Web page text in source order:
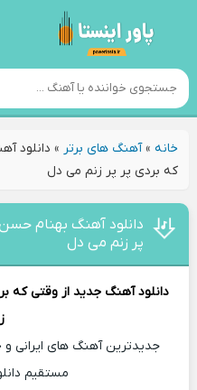
خانه»آهنگ های برتر » دانلود
ﻛﻪ ﺑﺮدی ﭘﺮ ﭘﺮ زﻧﻢ می دل
دانلود آهنگ بهنام حسن
ﭘﺮ زﻧﻢ می دل
دانلود آهنگ جدید از وﻗﺘﻰ ﻛﻪ
جدیدترین آهنگ های ایرانی
مستقیم